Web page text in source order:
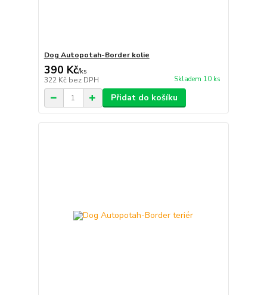
Dog Autopotah-Border kolie
390 Kč/ks
322 Kč bez DPH Skladem 10 ks
Přidat do košíku